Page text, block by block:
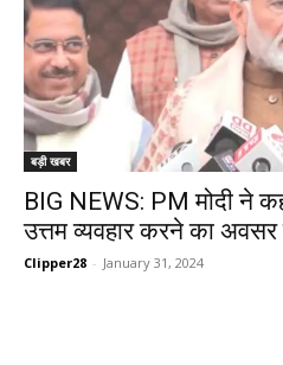
बड़ी खबर
BIG NEWS: PM मोदी ने
उत्तम व्यवहार करने का
Clipper28 - January 31, 2024